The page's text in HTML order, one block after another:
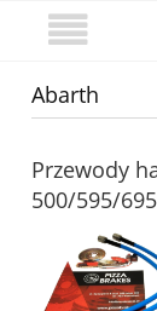
Abarth
Przewody
500/595/695